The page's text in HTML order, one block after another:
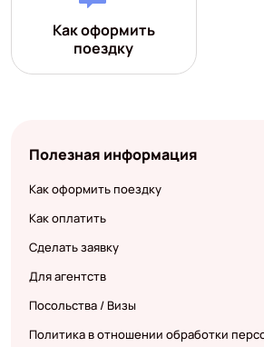
Как оформить
поездку
Полезная информация
Как оформить поездку
Как оплатить
Сделать заявку
Для агентств
Посольства / Визы
Политика в отношении обработки